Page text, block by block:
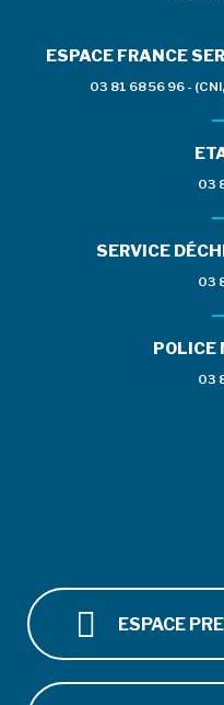
ESPACE FRANCE
03 81 68 56 96 -
03
SERVICE
03
POLICE
03
ESPACE